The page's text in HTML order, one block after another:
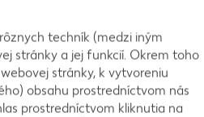
nad 20 € kur.rezne
Kuracie rezne prsné
techník (medzi iným
stránky a jej funkcií. Okrem toho
stránky, k vytvoreniu
obsahu prostredníctvom nás
prostredníctvom kliknutia na